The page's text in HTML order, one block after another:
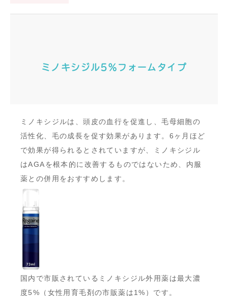
ミノキシジル5％フォームタイプ
ミノキシジルは、頭皮の血行を促進し、毛母細胞の
活性化、毛の成長を促す効果があります。6ヶ月ほど
で効果が得られるとされていますが、ミノキシジル
はAGAを根本的に改善するものではないため、内服
薬との併用をおすすめします。
国内で市販されているミノキシジル外用薬は最大濃
度5%（女性用育毛剤の市販薬は1%）です。